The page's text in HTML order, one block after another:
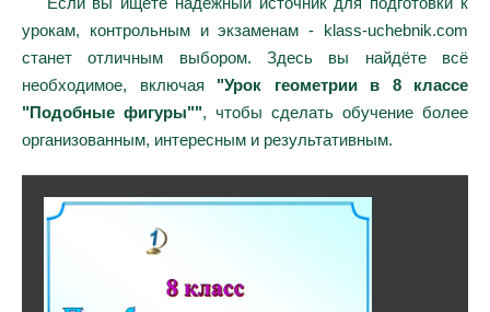
урокам, контрольным и экзаменам - klass-uchebnik.com
станет отличным выбором. Здесь вы найдёте всё
необходимое, включая "Урок геометрии в 8 классе
"Подобные фигуры"", чтобы сделать обучение более
организованным, интересным и результативным.